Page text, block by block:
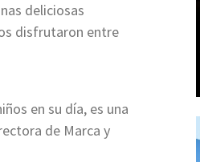
deliciosas
disfrutaron entre
en su día, es una
de Marca y